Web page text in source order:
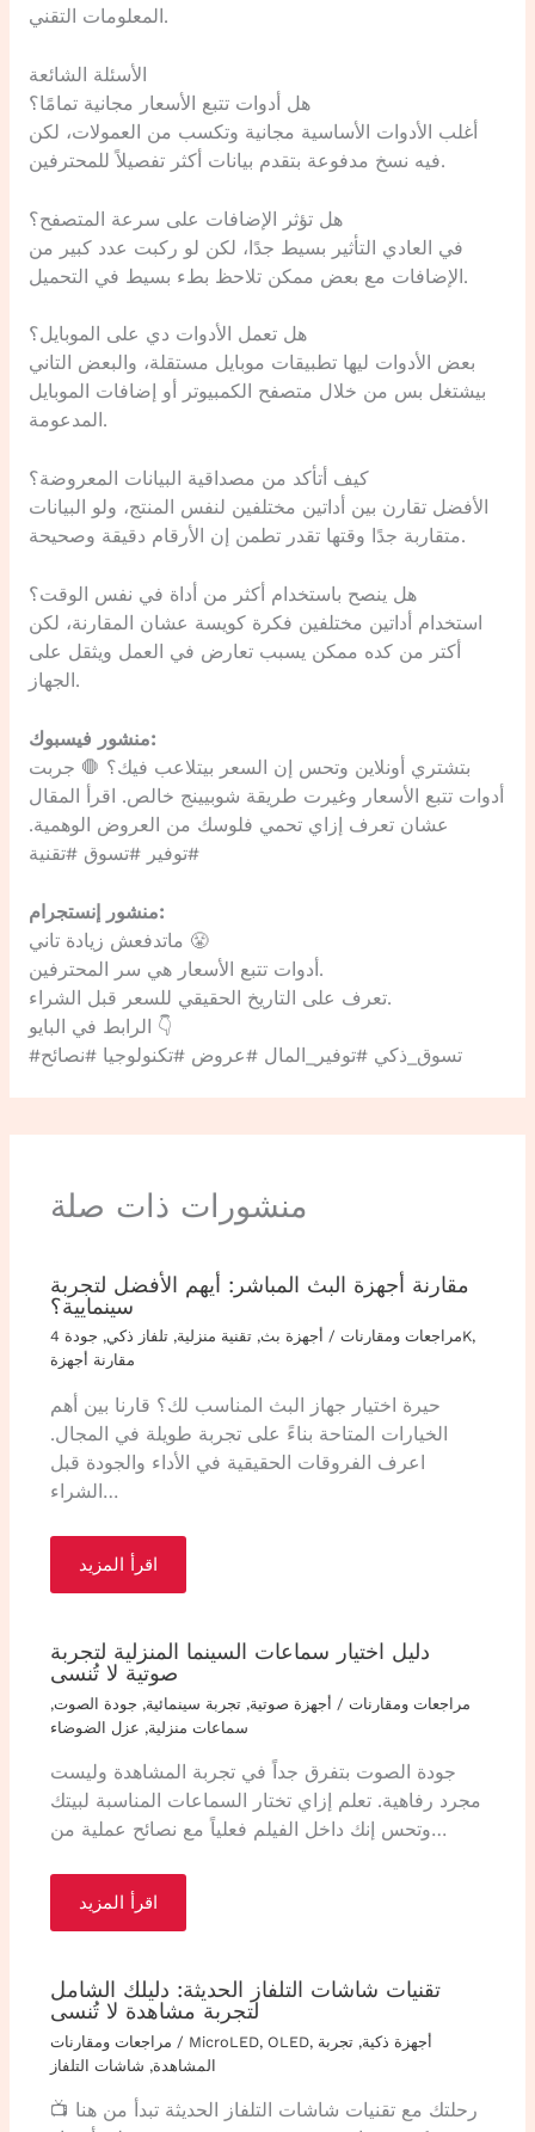
المعلومات التقني.
الأسئلة الشائعة
هل أدوات تتبع الأسعار مجانية تمامًا؟
أغلب الأدوات الأساسية مجانية وتكسب من العمولات، لكن
فيه نسخ مدفوعة بتقدم بيانات أكثر تفصيلاً للمحترفين.
هل تؤثر الإضافات على سرعة المتصفح؟
في العادي التأثير بسيط جدًا، لكن لو ركبت عدد كبير من
الإضافات مع بعض ممكن تلاحظ بطء بسيط في التحميل.
هل تعمل الأدوات دي على الموبايل؟
بعض الأدوات ليها تطبيقات موبايل مستقلة، والبعض التاني
بيشتغل بس من خلال متصفح الكمبيوتر أو إضافات الموبايل
المدعومة.
كيف أتأكد من مصداقية البيانات المعروضة؟
الأفضل تقارن بين أداتين مختلفين لنفس المنتج، ولو البيانات
متقاربة جدًا وقتها تقدر تطمن إن الأرقام دقيقة وصحيحة.
هل ينصح باستخدام أكثر من أداة في نفس الوقت؟
استخدام أداتين مختلفين فكرة كويسة عشان المقارنة، لكن
أكتر من كده ممكن يسبب تعارض في العمل ويثقل على
الجهاز.
منشور فيسبوك:
بتشتري أونلاين وتحس إن السعر بيتلاعب فيك؟ 🛑 جربت
أدوات تتبع الأسعار وغيرت طريقة شوبيينج خالص. اقرأ المقال
عشان تعرف إزاي تحمي فلوسك من العروض الوهمية.
#توفير #تسوق #تقنية
منشور إنستجرام:
ماتدفعش زيادة تاني 😤
أدوات تتبع الأسعار هي سر المحترفين.
تعرف على التاريخ الحقيقي للسعر قبل الشراء.
الرابط في البايو 👇
#تسوق_ذكي #توفير_المال #عروض #تكنولوجيا #نصائح
منشورات ذات صلة
مقارنة أجهزة البث المباشر: أيهم الأفضل لتجربة
سينماییة؟
مراجعات ومقارنات / أجهزة بث,تقنية منزلية,تلفاز ذكي, جودة 4K,
مقارنة أجهزة
حيرة اختيار جهاز البث المناسب لك؟ قارنا بين أهم
الخيارات المتاحة بناءً على تجربة طويلة في المجال.
اعرف الفروقات الحقيقية في الأداء والجودة قبل
الشراء…
اقرأ المزيد
دليل اختيار سماعات السينما المنزلية لتجربة
صوتية لا تُنسى
مراجعات ومقارنات / أجهزة صوتية,تجربة سينمائية, جودة الصوت,
سماعات منزلية, عزل الضوضاء
جودة الصوت بتفرق جداً في تجربة المشاهدة وليست
مجرد رفاهية. تعلم إزاي تختار السماعات المناسبة لبيتك
وتحس إنك داخل الفيلم فعلياً مع نصائح عملية من…
اقرأ المزيد
تقنيات شاشات التلفاز الحديثة: دليلك الشامل
لتجربة مشاهدة لا تُنسى
مراجعات ومقارنات / MicroLED, OLED, أجهزة ذكية,تجربة
المشاهدة, شاشات التلفاز
رحلتك مع تقنيات شاشات التلفاز الحديثة تبدأ من هنا 📺